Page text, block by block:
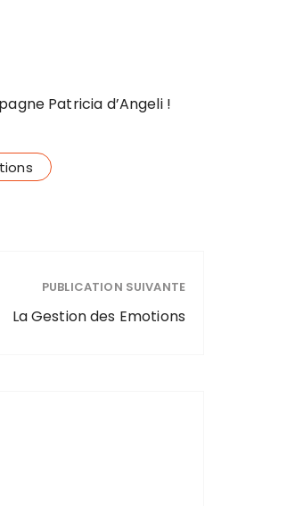
Patricia d’Angeli !
PUBLICATION SUIVANTE
La Gestion des Emotions